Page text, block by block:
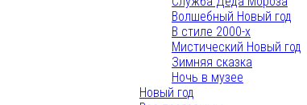
Волшебный Новый год
В стиле 2000-х
Мистический Новый год
Зимняя сказка
Ночь в музее
Новый год